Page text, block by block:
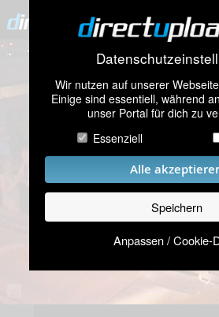
Wir nutzen auf unserer
Einige sind essentiell, während
unser Portal für dich zu
Essenziell
Alle
Speichern
Anpassen / Cookie-